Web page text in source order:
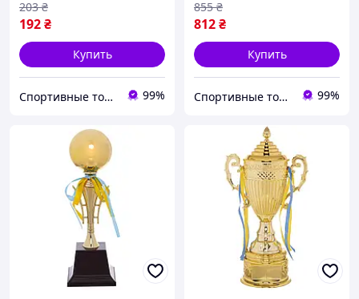
192₴
203 ₴
Купить
Спортивные товары Artemic 99%
812₴
855 ₴
Купить
Спортивные товары Artemic 99%